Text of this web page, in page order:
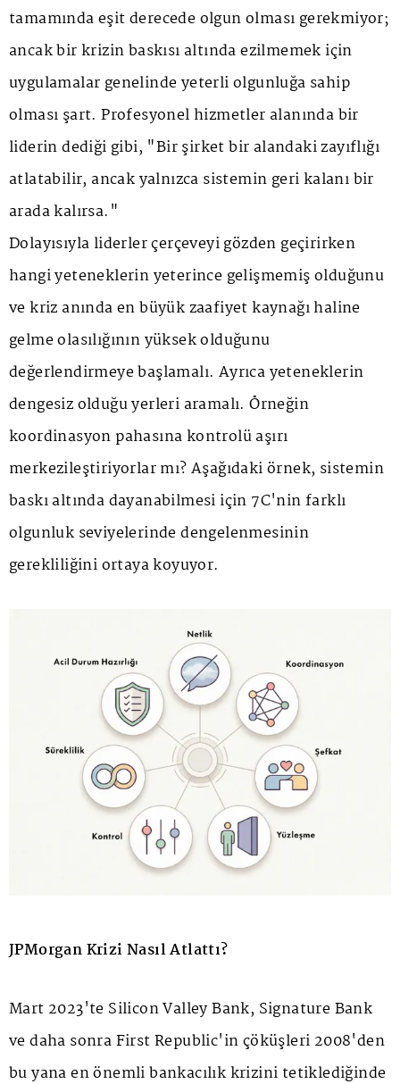
tamamında eşit derecede olgun olması gerekmiyor;
ancak bir krizin baskısı altında ezilmemek için
uygulamalar genelinde yeterli olgunluğa sahip
olması şart. Profesyonel hizmetler alanında bir
liderin dediği gibi, "Bir şirket bir alandaki zayıflığı
atlatabilir, ancak yalnızca sistemin geri kalanı bir
arada kalırsa."
Dolayısıyla liderler çerçeveyi gözden geçirirken
hangi yeteneklerin yeterince gelişmemiş olduğunu
ve kriz anında en büyük zaafiyet kaynağı haline
gelme olasılığının yüksek olduğunu
değerlendirmeye başlamalı. Ayrıca yeteneklerin
dengesiz olduğu yerleri aramalı. Örneğin
koordinasyon pahasına kontrolü aşırı
merkezileştiriyorlar mı? Aşağıdaki örnek, sistemin
baskı altında dayanabilmesi için 7C'nin farklı
olgunluk seviyelerinde dengelenmesinin
gerekliliğini ortaya koyuyor.
JPMorgan Krizi Nasıl Atlattı?
Mart 2023'te Silicon Valley Bank, Signature Bank
ve daha sonra First Republic'in çöküşleri 2008'den
bu yana en önemli bankacılık krizini tetiklediğinde